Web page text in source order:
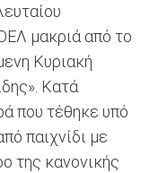
μακριά από το
Κυριακή
Κατά
που τέθηκε υπό
παιχνίδι με
της κανονικής